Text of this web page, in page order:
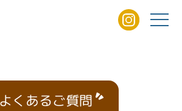
よくあるご質問